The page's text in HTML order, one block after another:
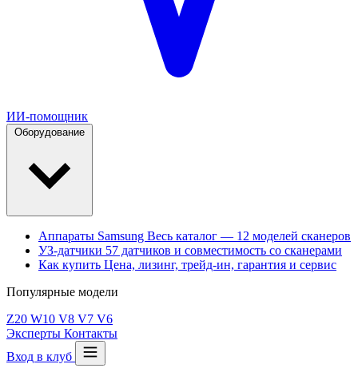
ИИ-помощник
Аппараты Samsung Весь каталог — 12 моделей сканеров
УЗ-датчики 57 датчиков и совместимость со сканерами
Как купить Цена, лизинг, трейд-ин, гарантия и сервис
Популярные модели
Z20 W10 V8 V7 V6
Эксперты Контакты
Вход в клуб